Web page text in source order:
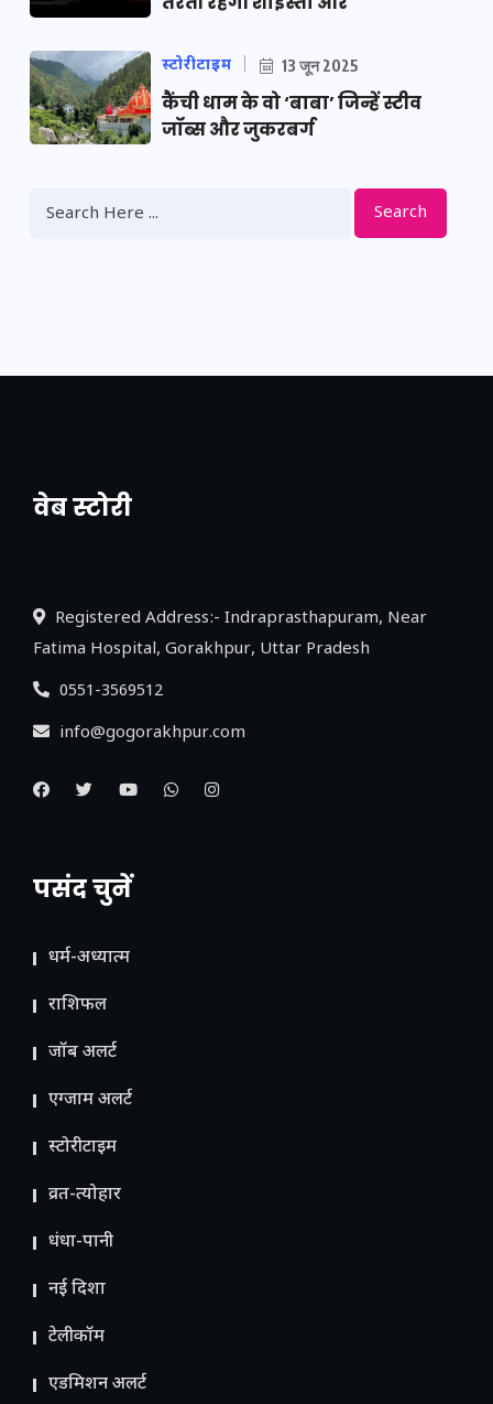
स्टोरीटाइम 13 जून 2025
कैंची धाम के वो ‘बाबा’ जिन्हें स्टीव
जॉब्स और जुकरबर्ग
Search
वेब स्टोरी
नया एक्सप्रेसवे: पूर्वांचल का लक, डेवलपमेंट का
Registered Address:- Indraprasthapuram, Near
Fatima Hospital, Gorakhpur, Uttar Pradesh
0551-3569512
info@gogorakhpur.com
पसंद चुनें
धर्म-अध्यात्म
राशिफल
जॉब अलर्ट
एग्जाम अलर्ट
स्टोरीटाइम
व्रत-त्योहार
धंधा-पानी
नई दिशा
टेलीकॉम
ए​डमिशन अलर्ट